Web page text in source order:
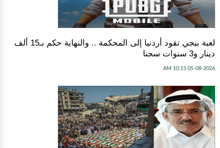
لعبة ببجي تقود أردنيا إلى المحكمة .. والنهاية حكم بـ15 ألف
دينار و3 سنوات سجنا
05-08-2026 10:15 AM